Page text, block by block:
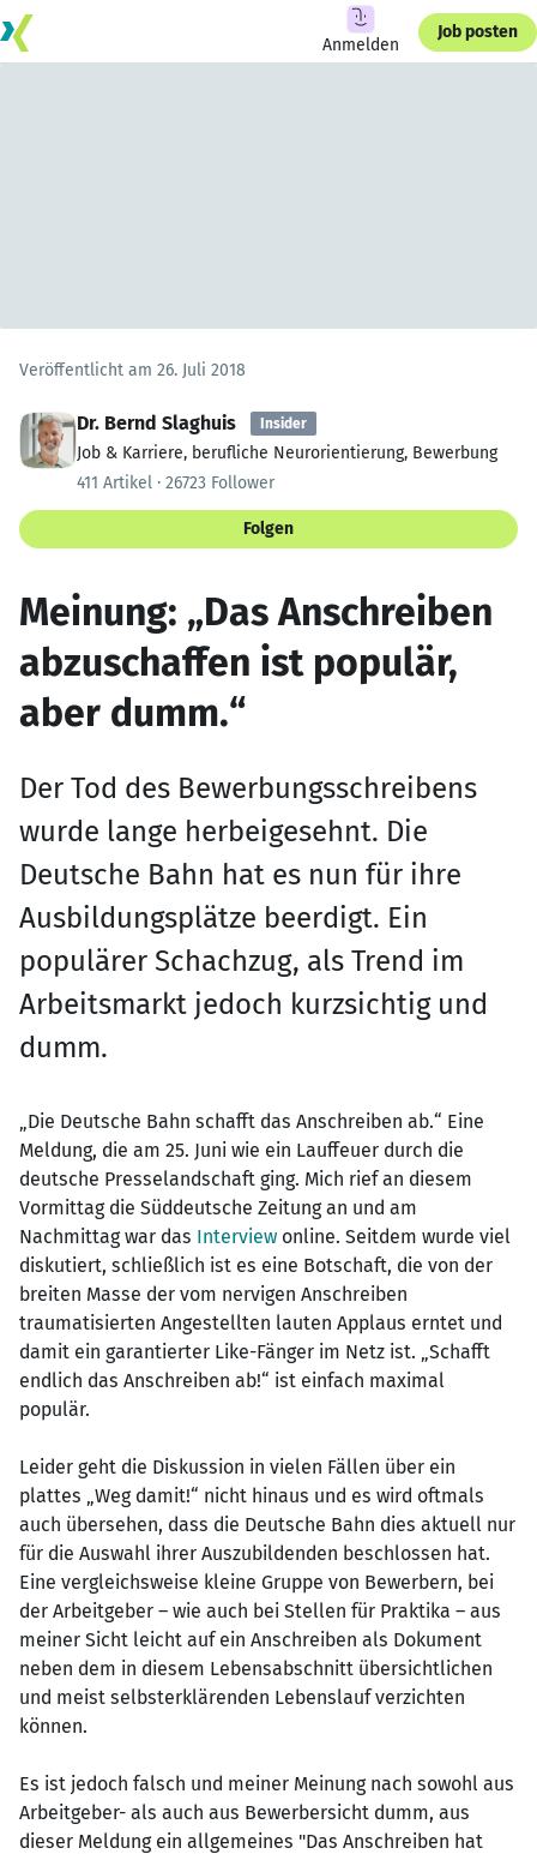
Anmelden
Job posten
Veröffentlicht am 26. Juli 2018
Dr. Bernd Slaghuis Insider
Job & Karriere, berufliche Neurorientierung, Bewerbung
411 Artikel · 26723 Follower
Folgen
Meinung: „Das Anschreiben
abzuschaffen ist populär,
aber dumm.“
Der Tod des Bewerbungsschreibens
wurde lange herbeigesehnt. Die
Deutsche Bahn hat es nun für ihre
Ausbildungsplätze beerdigt. Ein
populärer Schachzug, als Trend im
Arbeitsmarkt jedoch kurzsichtig und
dumm.
„Die Deutsche Bahn schafft das Anschreiben ab.“ Eine
Meldung, die am 25. Juni wie ein Lauffeuer durch die
deutsche Presselandschaft ging. Mich rief an diesem
Vormittag die Süddeutsche Zeitung an und am
Nachmittag war das Interview online. Seitdem wurde viel
diskutiert, schließlich ist es eine Botschaft, die von der
breiten Masse der vom nervigen Anschreiben
traumatisierten Angestellten lauten Applaus erntet und
damit ein garantierter Like-Fänger im Netz ist. „Schafft
endlich das Anschreiben ab!“ ist einfach maximal
populär.
Leider geht die Diskussion in vielen Fällen über ein
plattes „Weg damit!“ nicht hinaus und es wird oftmals
auch übersehen, dass die Deutsche Bahn dies aktuell nur
für die Auswahl ihrer Auszubildenden beschlossen hat.
Eine vergleichsweise kleine Gruppe von Bewerbern, bei
der Arbeitgeber – wie auch bei Stellen für Praktika – aus
meiner Sicht leicht auf ein Anschreiben als Dokument
neben dem in diesem Lebensabschnitt übersichtlichen
und meist selbsterklärenden Lebenslauf verzichten
können.
Es ist jedoch falsch und meiner Meinung nach sowohl aus
Arbeitgeber- als auch aus Bewerbersicht dumm, aus
dieser Meldung ein allgemeines "Das Anschreiben hat